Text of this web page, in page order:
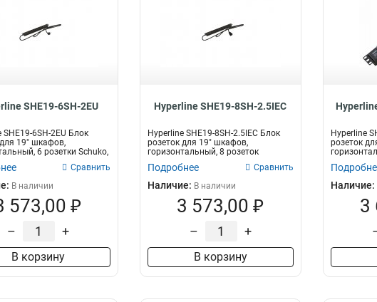
SHE19-6SH-2EU
SHE19-6SH-2EU Блок
19" шкафов,
6 розетки Schuko,
Сравнить
В наличии
573,00 ₽
– +
В корзину
Hyperline SHE19-8SH-2.5IEC
Hyperline SHE19-8SH-2.5IEC Блок
розеток для 19" шкафов,
горизонтальный, 8 розеток
Schuko,...
Подробнее Сравнить
Наличие: В наличии
3 573,00 ₽
– +
В корзину
Hyperline
розеток
Наличие:
3